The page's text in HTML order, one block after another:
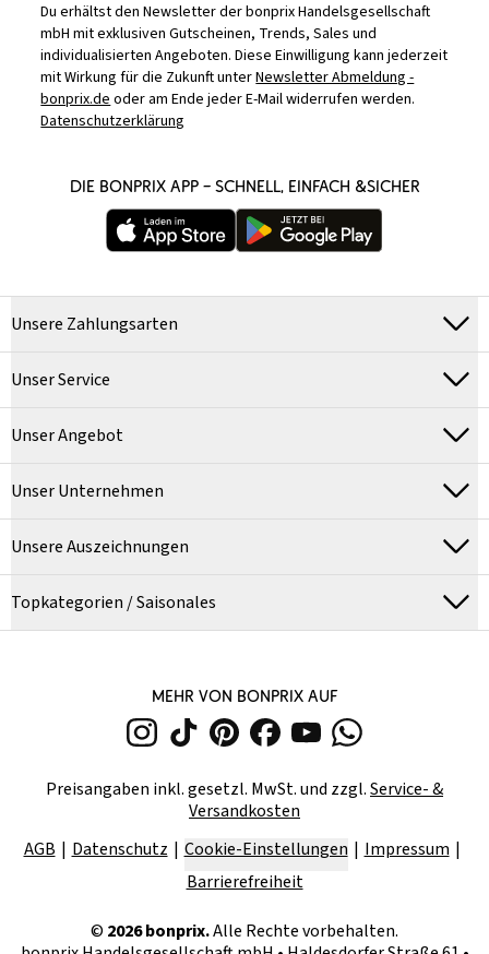
Du erhältst den Newsletter der bonprix Handelsgesellschaft
mbH mit exklusiven Gutscheinen, Trends, Sales und
individualisierten Angeboten. Diese Einwilligung kann jederzeit
mit Wirkung für die Zukunft unterNewsletter Abmeldung -
bonprix.deoder am Ende jeder E-Mail widerrufen werden.
Datenschutzerklärung
DIE BONPRIX APP – SCHNELL, EINFACH &SICHER
Unsere Zahlungsarten
Unser Service
Unser Angebot
Unser Unternehmen
Unsere Auszeichnungen
Topkategorien / Saisonales
MEHR VON BONPRIX AUF
Preisangaben inkl. gesetzl. MwSt. und zzgl.Service- &
Versandkosten
AGB
Datenschutz Cookie-Einstellungen
Impressum
Barrierefreiheit
© 2026bonprix.Alle Rechte vorbehalten.